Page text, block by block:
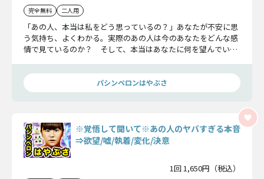
完全無料 二人用
「あの人、本当は私をどう思っているの？」あなたが不安に思
う気持ち、よくわかる。実際のあの人は今のあなたをどんな感
情で見ているのか？ そして、本当はあなたに何を望んでいる
パシンペロンはやぶさ
※覚悟して聞いて※あの人のヤバすぎる本音
⇒欲望/嘘/執着/変化/決意
1回 1,650円（税込）